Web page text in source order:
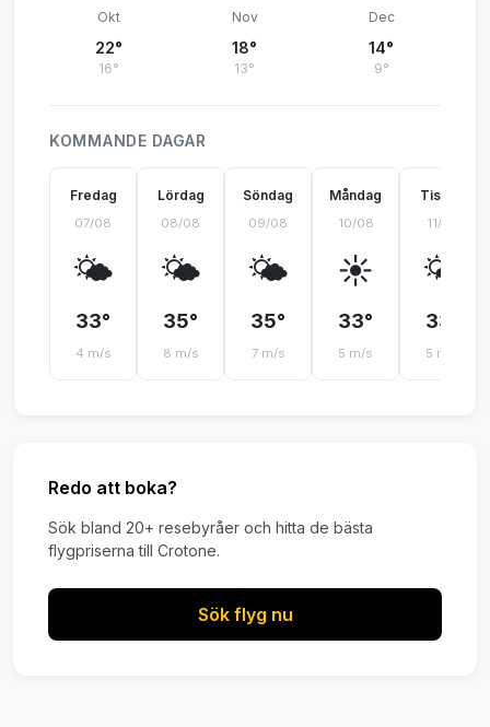
Okt
22°
16°
Nov
18°
13°
Dec
14°
9°
KOMMANDE DAGAR
Fredag
07/08
🌤️
33°
4 m/s
Lördag
08/08
🌤️
35°
8 m/s
Söndag
09/08
🌤️
35°
7 m/s
Måndag
10/08
☀️
33°
5 m/s
Tisdag
11/08
🌤️
33°
5 m/s
Redo att boka?
Sök bland 20+ resebyråer och hitta de bästa
flygpriserna till Crotone.
Sök flyg nu